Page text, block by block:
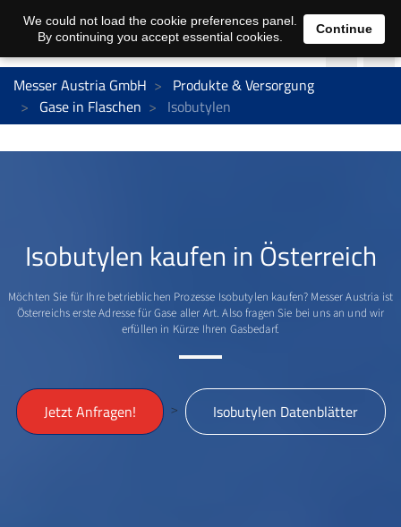
Messer Austria GmbH
Produkte & Versorgung
Gase in Flaschen
Isobutylen
Isobutylen kaufen in Österreich
Möchten Sie für Ihre betrieblichen Prozesse Isobutylen kaufen? Messer Austria ist
Österreichs erste Adresse für Gase aller Art. Also fragen Sie bei uns an und wir
erfüllen in Kürze Ihren Gasbedarf.
Jetzt Anfragen! > Isobutylen Datenblätter
We could not load the cookie preferences panel.
By continuing you accept essential cookies.
Continue